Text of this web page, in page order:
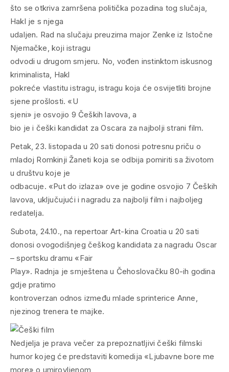
što se otkriva zamršena politička pozadina tog slučaja,
Hakl je s njega
udaljen. Rad na slučaju preuzima major Zenke iz Istočne
Njemačke, koji istragu
odvodi u drugom smjeru. No, vođen instinktom iskusnog
kriminalista, Hakl
pokreće vlastitu istragu, istragu koja će osvijetliti brojne
sjene prošlosti. «U
sjeni» je osvojio 9 Čeških lavova, a
bio je i češki kandidat za Oscara za najbolji strani film.
Petak, 23. listopada u 20 sati donosi potresnu priču o
mladoj Romkinji Žaneti koja se odbija pomiriti sa životom
u društvu koje je
odbacuje. «Put do izlaza» ove je godine osvojio 7 Čeških
lavova, uključujući i nagradu za najbolji film i najboljeg
redatelja.
Subota, 24.10., na repertoar Art-kina Croatia u 20 sati
donosi ovogodišnjeg češkog kandidata za nagradu Oscar
– sportsku dramu «Fair
Play». Radnja je smještena u Čehoslovačku 80-ih godina
gdje pratimo
kontroverzan odnos između mlade sprinterice Anne,
njezinog trenera te majke.
Nedjelja je prava večer za prepoznatljivi češki filmski
humor kojeg će predstaviti komedija «Ljubavne bore me
more» o umirovljenom